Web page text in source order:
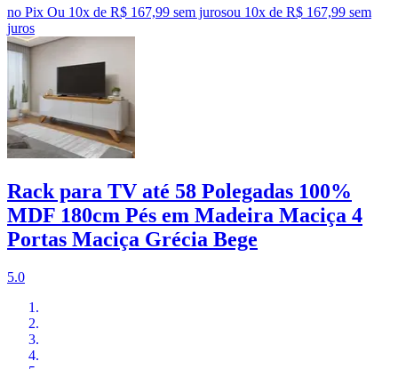
no Pix Ou 10x de R$ 167,99 sem jurosou 10x de R$ 167,99 sem
juros
Rack para TV até 58 Polegadas 100%
MDF 180cm Pés em Madeira Maciça 4
Portas Maciça Grécia Bege
5.0